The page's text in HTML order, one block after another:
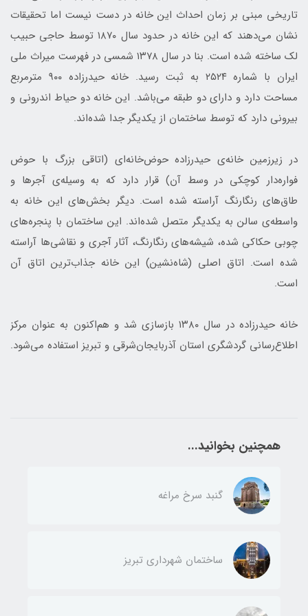
تاریخی مبنی بر زمان احداث این خانه در دست نیست اما تحقیقات
نشان می‌دهند که این خانه در حدود سال ۱۸۷۰ توسط حاجی حبیب
لک ساخته شده است. بنا در سال ۱۳۷۸ شمسی در فهرست میراث ملی
ایران با شماره ۲۵۲۴ به ثبت رسید. خانه حیدرزاده ۹۰۰ مترمربع
مساحت دارد و دارای دو طبقه می‌باشد. این خانه دو حیاط اندرونی و
بیرونی دارد که توسط ساختمان از یکدیگر جدا شده‌اند.
در زیرزمین خانه‌ی حیدرزاده حوض‌خانه‌ای (اتاقی بزرگ با حوض
فواره‌دار کوچکی در وسط آن) قرار دارد که به‌ وسیله‌ی آجرها و
طاق‌های رنگارنگ آراسته شده است. دیگر بخش‌های این خانه به
واسطه‌ی سالن به یکدیگر متصل شده‌اند. این ساختمان با پنجره‌های
چوبی حکاکی شده، شیشه‌های رنگارنگ، آثار آجری و نقاشی‌ها آراسته
شده است. اتاق اصلی (شاه‌نشین) این خانه جذاب‌ترین اتاق آن
است.
خانه حیدرزاده در سال ۱۳۸۰ بازسازی شد و هم‌اکنون به عنوان مرکز
اطلاع‌رسانی گردشگری استان آذربایجان‌شرقی و تبریز استفاده می‌شود.
همچنین بخوانید...
گنبد سرخ مراغه
ساختمان شهرداری تبریز